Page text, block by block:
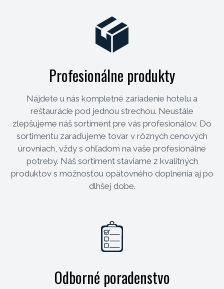
Profesionálne produkty
Nájdete u nás kompletné zariadenie hotelu a
reštaurácie pod jednou strechou. Neustále
zlepšujeme náš sortiment pre vás profesionálov. Do
sortimentu zaraďujeme tovar v rôznych cenových
úrovniach, vždy s ohľadom na vaše profesionálne
potreby. Náš sortiment staviame z kvalitných
produktov s možnosťou opätovného doplnenia aj po
dlhšej dobe.
Odborné poradenstvo